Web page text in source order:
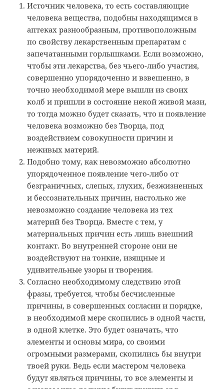
Источник человека, то есть составляющие
человека вещества, подобны находящимся в
аптеках разнообразным, противоположным
по свойству лекарственным препаратам с
запечатанными горлышками. Если возможно,
чтобы эти лекарства, без чьего-либо участия,
совершенно упорядоченно и взвешенно, в
точно необходимой мере вышли из своих
колб и пришли в состояние некой живой мази,
то тогда можно будет сказать, что и появление
человека возможно без Творца, под
воздействием совокупности причин и
неживых материй.
Подобно тому, как невозможно абсолютно
упорядоченное появление чего-либо от
безграничных, слепых, глухих, безжизненных
и бессознательных причин, настолько же
невозможно создание человека из тех
материй без Творца. Вместе с тем, у
материальных причин есть лишь внешний
контакт. Во внутренней стороне они не
воздействуют на тонкие, изящные и
удивительные узоры и творения.
Согласно необходимому следствию этой
фразы, требуется, чтобы бесчисленные
причины, в совершенных согласии и порядке,
в необходимой мере скопились в одной части,
в одной клетке. Это будет означать, что
элементы и основы мира, со своими
огромными размерами, скопились бы внутри
твоей руки. Ведь если мастером человека
будут являться причины, то все элементы и